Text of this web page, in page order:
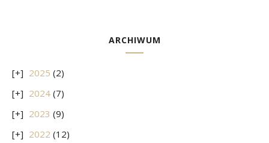
ARCHIWUM
2025 (2)
2024 (7)
2023 (9)
2022 (12)